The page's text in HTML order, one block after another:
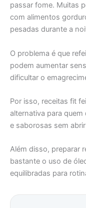
passar fome. Muitas
com alimentos
pesadas durante a
O problema é que
podem aumentar
dificultar o
Por isso, receitas fit
alternativa para quem
e saborosas sem
Além disso, preparar
bastante o uso de
equilibradas para